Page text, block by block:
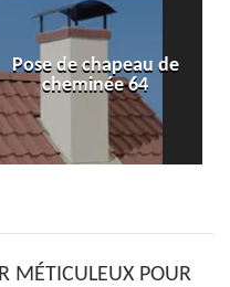
Pose de chapeau de
cheminée 64
MÉTICULEUX POUR